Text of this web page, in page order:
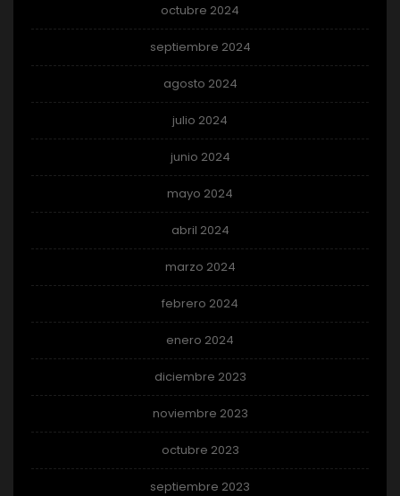
octubre 2024
septiembre 2024
agosto 2024
julio 2024
junio 2024
mayo 2024
abril 2024
marzo 2024
febrero 2024
enero 2024
diciembre 2023
noviembre 2023
octubre 2023
septiembre 2023